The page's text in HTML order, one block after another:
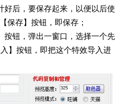
后，要保存起来，以便以后使
保存】按钮，即保存；
钮，弹出一窗口，选择一个先
】按钮，即把这个特效导入进